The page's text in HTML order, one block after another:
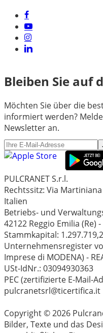
Bleiben Sie auf
Möchten Sie über die
informiert werden?
Newsletter an.
PULCRANET S.r.l.
Rechtssitz: Via
Italien
Betriebs- und
42122 Reggio Emilia (Re)
Stammkapital:
Unternehmensregister
Imprese di MODENA) -
USt-IdNr.: 03094930363
PEC (zertifizierte E-Mail-
pulcranetsrl@ticertifica.it
Copyright © 2026
Bilder, Texte und das